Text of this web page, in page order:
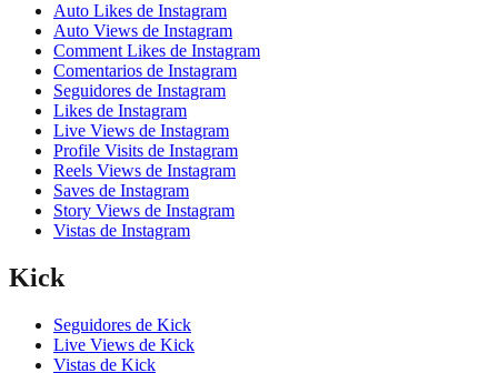
Auto Likes de Instagram
Auto Views de Instagram
Comment Likes de Instagram
Comentarios de Instagram
Seguidores de Instagram
Likes de Instagram
Live Views de Instagram
Profile Visits de Instagram
Reels Views de Instagram
Saves de Instagram
Story Views de Instagram
Vistas de Instagram
Kick
Seguidores de Kick
Live Views de Kick
Vistas de Kick